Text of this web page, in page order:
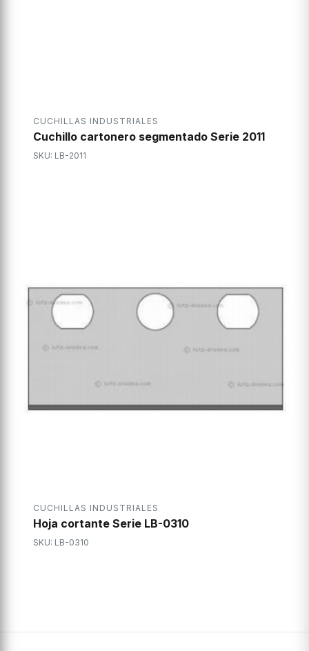
CUCHILLAS INDUSTRIALES
Cuchillo cartonero segmentado Serie 2011
SKU: LB-2011
CUCHILLAS INDUSTRIALES
Hoja cortante Serie LB-0310
SKU: LB-0310